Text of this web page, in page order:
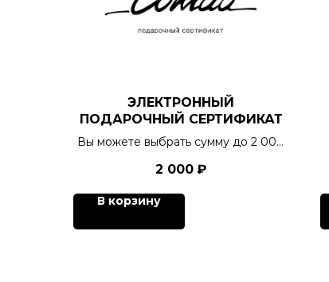
ЭЛЕКТРОННЫЙ
ПОДАРОЧНЫЙ СЕРТИФИКАТ
Вы можете выбрать сумму до 2 000
2 000 ₽
В корзину